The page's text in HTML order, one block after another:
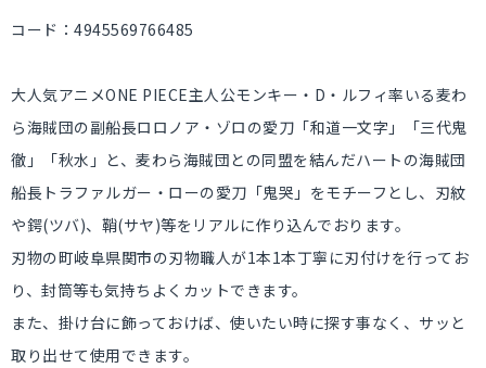
コード：4945569766485
大人気アニメONE PIECE主人公モンキー・D・ルフィ率いる麦わ
ら海賊団の副船長ロロノア・ゾロの愛刀「和道一文字」「三代鬼
徹」「秋水」と、麦わら海賊団との同盟を結んだハートの海賊団
船長トラファルガー・ローの愛刀「鬼哭」をモチーフとし、刃紋
や鍔(ツバ)、鞘(サヤ)等をリアルに作り込んでおります。
刃物の町岐阜県関市の刃物職人が1本1本丁寧に刃付けを行ってお
り、封筒等も気持ちよくカットできます。
また、掛け台に飾っておけば、使いたい時に探す事なく、サッと
取り出せて使用できます。